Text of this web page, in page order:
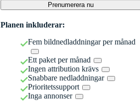
Prenumerera nu
Planen inkluderar:
Fem bildnedladdningar per månad
Ett paket per månad
Ingen attribution krävs
Snabbare nedladdningar
Prioritetssupport
Inga annonser